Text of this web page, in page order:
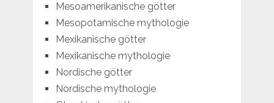
Mesoamerikanische götter
Mesopotamische mythologie
Mexikanische götter
Mexikanische mythologie
Nordische götter
Nordische mythologie